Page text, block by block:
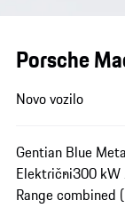
Porsche
Novo vozilo
Gentian Blue
Električni300
Range combined